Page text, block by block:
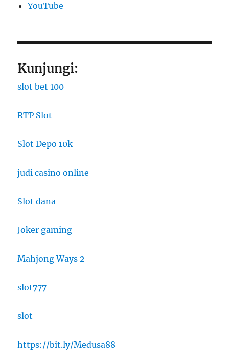
YouTube
Kunjungi:
slot bet 100
RTP Slot
Slot Depo 10k
judi casino online
Slot dana
Joker gaming
Mahjong Ways 2
slot777
slot
https://bit.ly/Medusa88